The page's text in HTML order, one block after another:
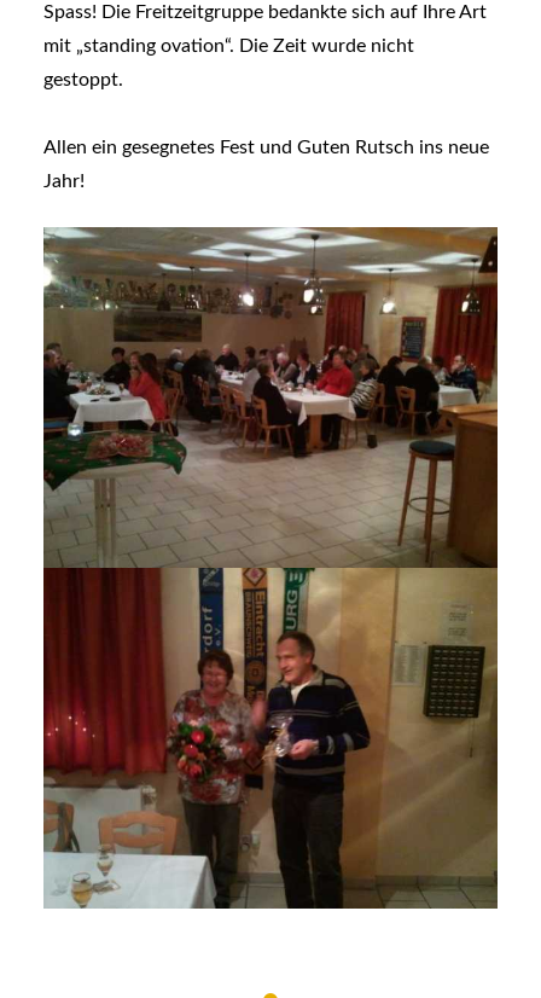
Spass! Die Freitzeitgruppe bedankte sich auf Ihre Art
mit „standing ovation“. Die Zeit wurde nicht
gestoppt.
Allen ein gesegnetes Fest und Guten Rutsch ins neue
Jahr!